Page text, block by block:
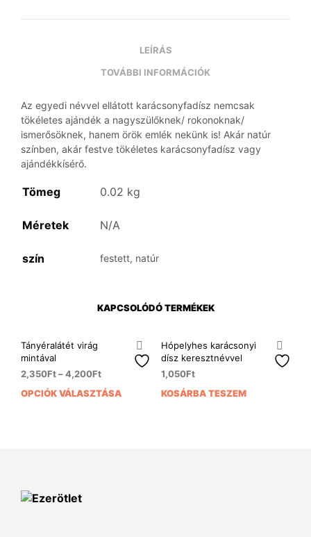
LEÍRÁS
TOVÁBBI INFORMÁCIÓK
Az egyedi névvel ellátott karácsonyfadísz nemcsak
tökéletes ajándék a nagyszülőknek/ rokonoknak/
ismerősöknek, hanem örök emlék nekünk is! Akár natúr
színben, akár festve tökéletes karácsonyfadísz vagy
ajándékkísérő.
Tömeg 0.02 kg
Méretek N/A
szín festett, natúr
KAPCSOLÓDÓ TERMÉKEK
Tányéralátét virág
mintával
2,350Ft–4,200Ft
OPCIÓK VÁLASZTÁSA
Ennek
Hópelyhes karácsonyi
dísz keresztnévvel
1,050Ft
KOSÁRBA TESZEM